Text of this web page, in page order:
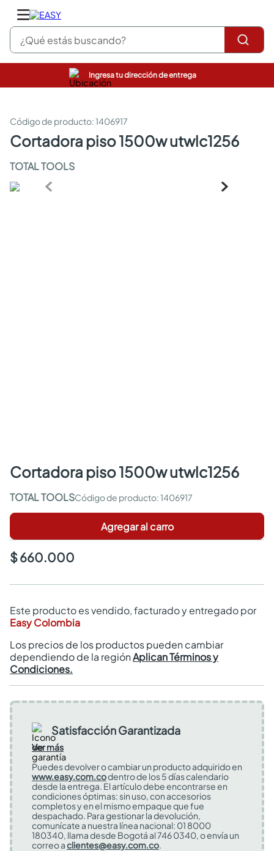
¿Qué estás buscando?
Ingresa tu dirección de entrega
:1406917
cortadora piso 1500w utwlc1256
TOTAL TOOLS
cortadora piso 1500w utwlc1256
TOTAL TOOLS :1406917
Agregar al carro
$ 660.000
Este producto es vendido, facturado y entregado por
Easy Colombia
Los precios de los productos pueden cambiar
dependiendo de la regiónAplican Términos y
Condiciones.
Satisfacción Garantizada
Ver más
Puedes devolver o cambiar un producto adquirido en
www.easy.com.codentro de los 5 días calendario
desde la entrega. El artículo debe encontrarse en
condiciones óptimas: sin uso, con accesorios
completos y en el mismo empaque que fue
despachado. Para gestionar la devolución,
comunícate a nuestra línea nacional: 01 8000
180340, llama desde Bogotá al 746 0340, o envía un
correo aclientes@easy.com.co.
pinturas
sanitarios
comedor
pisos
comedores